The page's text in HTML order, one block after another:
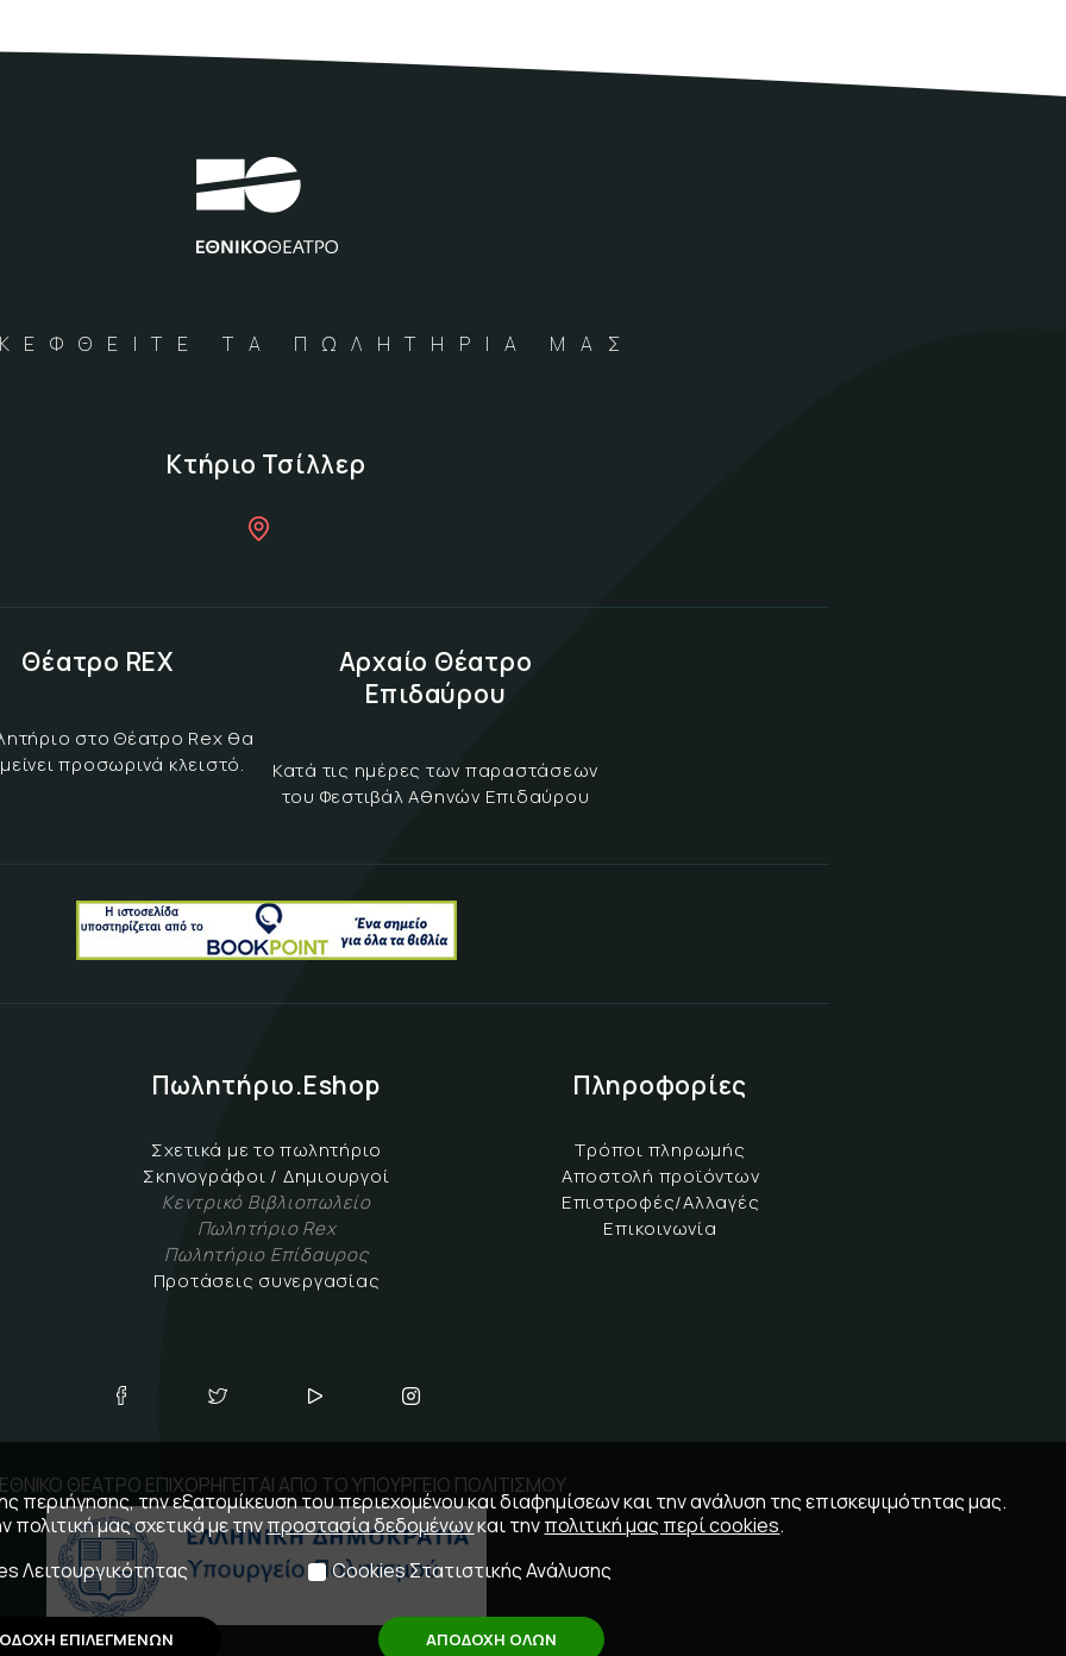
ΤΑ ΠΩΛΗΤΗΡΙΑ ΜΑΣ
Κτήριο Τσίλλερ
Θέατρο REX
στο Θέατρο Rex θα
προσωρινά κλειστό.
Αρχαίο Θέατρο
Επιδαύρου
Κατά τις ημέρες των παραστάσεων
του Φεστιβάλ Αθηνών Επιδαύρου
Πωλητήριο.Eshop
Σχετικά με το πωλητήριο
Σκηνογράφοι / Δημιουργοί
Κεντρικό Βιβλιοπωλείο
Πωλητήριο Rex
Πωλητήριο Επίδαυρος
Προτάσεις συνεργασίας
Πληροφορίες
Τρόποι πληρωμής
Αποστολή προϊόντων
Επιστροφές/Αλλαγές
Επικοινωνία
ΘΕΑΤΡΟ ΕΠΙΧΟΡΗΓΕΙΤΑΙ ΑΠΟ ΤΟ ΥΠΟΥΡΓΕΙΟ ΠΟΛΙΤΙΣΜΟΥ
περιήγησης, την εξατομίκευση του περιεχομένου και διαφημίσεων και την ανάλυση της επισκεψιμότητας μας.
πολιτική μας σχετικά με τηνπροστασία δεδομένωνκαι τηνπολιτική μας περί cookies.
Λειτουργικότητας
Cookies Στατιστικής Ανάλυσης
ΕΠΙΛΕΓΜΕΝΩΝ ΑΠΟΔΟΧΗ ΟΛΩΝ